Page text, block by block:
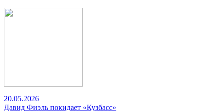
20.05.2026
Давид Фиэль покидает «Кузбасс»